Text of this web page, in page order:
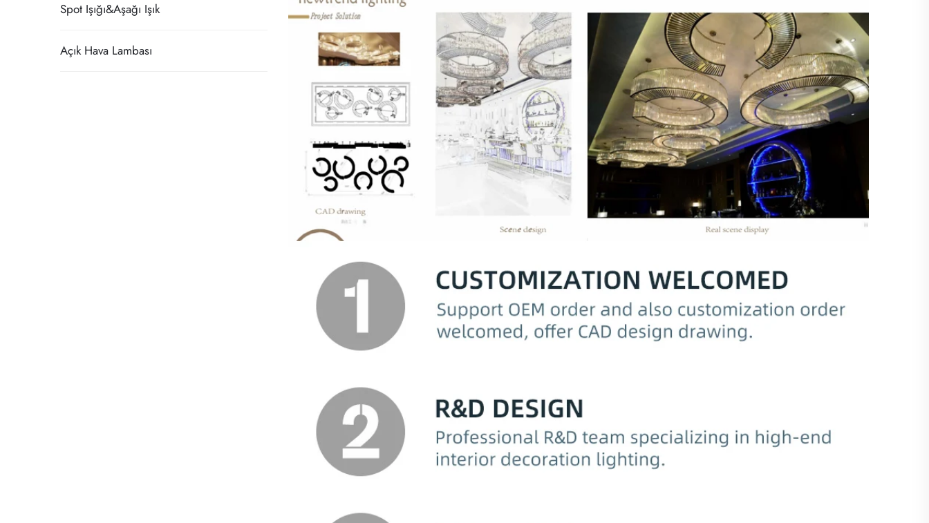
Spot Işığı&Aşağı Işık
Açık Hava Lambası